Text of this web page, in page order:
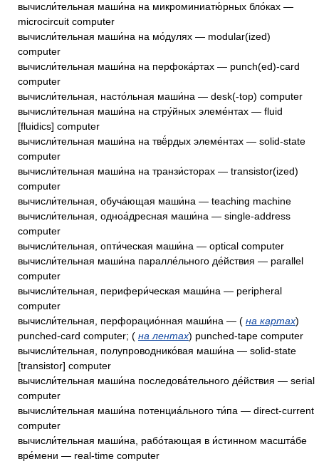
вычисли́тельная маши́на на микроминиатю́рных бло́ках —
microcircuit computer
вычисли́тельная маши́на на мо́дулях — modular(ized)
computer
вычисли́тельная маши́на на перфока́ртах — punch(ed)-card
computer
вычисли́тельная, насто́льная маши́на — desk(-top) computer
вычисли́тельная маши́на на стру́йных элеме́нтах — fluid
[fluidics] computer
вычисли́тельная маши́на на твё́рдых элеме́нтах — solid-state
computer
вычисли́тельная маши́на на транзи́сторах — transistor(ized)
computer
вычисли́тельная, обуча́ющая маши́на — teaching machine
вычисли́тельная, одноа́дресная маши́на — single-address
computer
вычисли́тельная, опти́ческая маши́на — optical computer
вычисли́тельная маши́на паралле́льного де́йствия — parallel
computer
вычисли́тельная, перифери́ческая маши́на — peripheral
computer
вычисли́тельная, перфорацио́нная маши́на — ( на картах)
punched-card computer; ( на лентах) punched-tape computer
вычисли́тельная, полупроводнико́вая маши́на — solid-state
[transistor] computer
вычисли́тельная маши́на последова́тельного де́йствия — serial
computer
вычисли́тельная маши́на потенциа́льного ти́па — direct-current
computer
вычисли́тельная маши́на, рабо́тающая в и́стинном масшта́бе
вре́мени — real-time computer